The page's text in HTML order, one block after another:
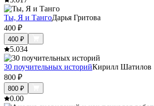
Ты, Я и ТангоДарья Гритова
400 ₽
400 ₽
5.034
30 поучительных историйКирилл Шатилов
800 ₽
800 ₽
0.00